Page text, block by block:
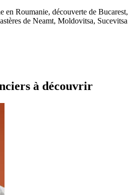
en Roumanie, découverte de Bucarest,
de Neamt, Moldovitsa, Sucevitsa
à découvrir